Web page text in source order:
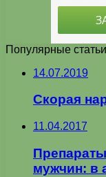
Популярные статьи
14.07.2019
Скорая
11.04.2017
мужчин: в